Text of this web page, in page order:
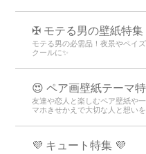
✠ モテる男の壁紙特
モテる男の必需品！夜景やペイ
クールに✨
😍 ペア画壁紙テーマ
友達や恋人と楽しむペア壁紙や
マホきせかえで大切な人と想い
💜 キュート特集 💜